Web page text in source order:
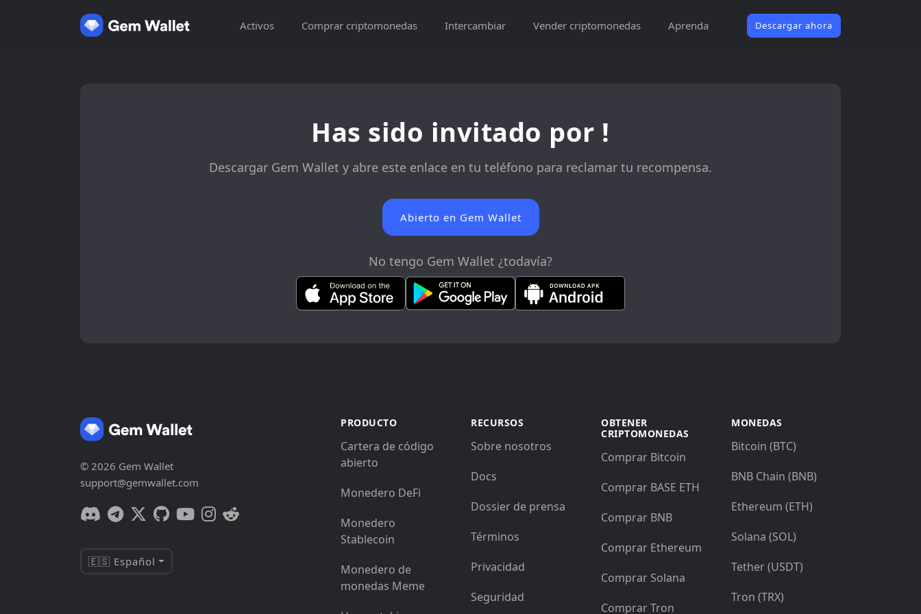
Activos Comprar criptomonedas Intercambiar Vender criptomonedas Aprenda Descargar ahora
Has sido invitado por !
Descargar Gem Wallet y abre este enlace en tu teléfono para reclamar tu recompensa.
Abierto en Gem Wallet
No tengo Gem Wallet ¿todavía?
© 2026 Gem Wallet
support@gemwallet.com
🇪🇸 Español
PRODUCTO
Cartera de código
abierto
Monedero DeFi
Monedero
Stablecoin
Monedero de
monedas Meme
RECURSOS
Sobre nosotros
Docs
Dossier de prensa
Términos
Privacidad
Seguridad
OBTENER
CRIPTOMONEDAS
Comprar Bitcoin
Comprar BASE ETH
Comprar BNB
Comprar Ethereum
Comprar Solana
Comprar Tron
MONEDAS
Bitcoin (BTC)
BNB Chain (BNB)
Ethereum (ETH)
Solana (SOL)
Tether (USDT)
Tron (TRX)